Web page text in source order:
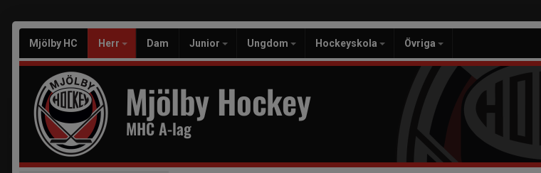
Mjölby HC Herr Dam Junior Ungdom Hockeyskola Övriga
Mjölby Hockey
MHC A-lag